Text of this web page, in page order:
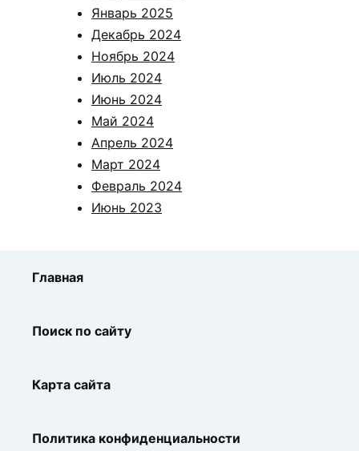
Январь 2025
Декабрь 2024
Ноябрь 2024
Июль 2024
Июнь 2024
Май 2024
Апрель 2024
Март 2024
Февраль 2024
Июнь 2023
Главная
Поиск по сайту
Карта сайта
Политика конфиденциальности